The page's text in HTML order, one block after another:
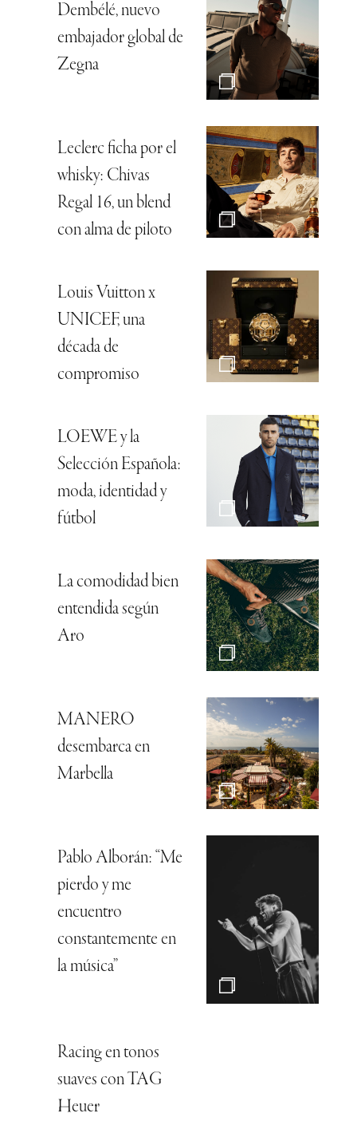
Dembélé, nuevo
embajador global de
Zegna
Leclerc ficha por el
whisky: Chivas
Regal 16, un blend
con alma de piloto
Louis Vuitton x
UNICEF, una
década de
compromiso
LOEWE y la
Selección Española:
moda, identidad y
fútbol
La comodidad bien
entendida según
Aro
MANERO
desembarca en
Marbella
Pablo Alborán: “Me
pierdo y me
encuentro
constantemente en
la música”
Racing en tonos
suaves con TAG
Heuer